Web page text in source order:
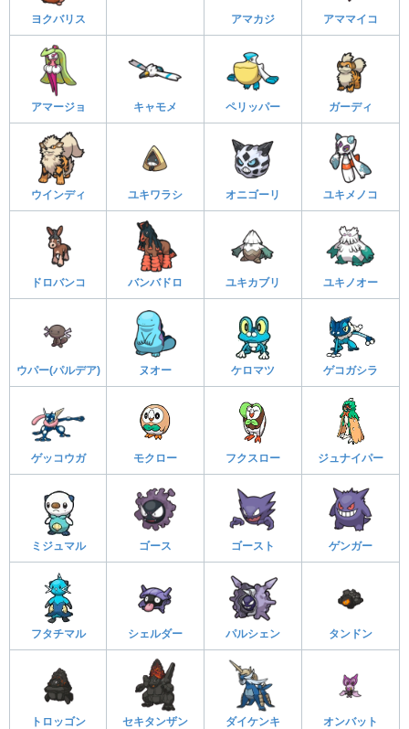
ヨクバリス アマカジ アママイコ
アマージョ キャモメ ペリッパー ガーディ
ウインディ ユキワラシ オニゴーリ ユキメノコ
ドロバンコ バンバドロ ユキカブリ ユキノオー
ウパー(パルデア) ヌオー ケロマツ ゲコガシラ
ゲッコウガ モクロー フクスロー ジュナイパー
ミジュマル ゴース ゴースト ゲンガー
フタチマル シェルダー パルシェン タンドン
トロッゴン セキタンザン ダイケンキ オンバット